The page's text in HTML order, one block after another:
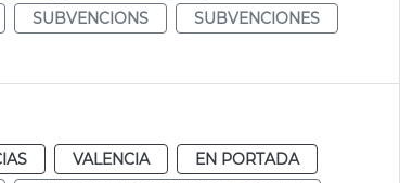
SUBVENCIONS
SUBVENCIONES
VALENCIA
EN PORTADA